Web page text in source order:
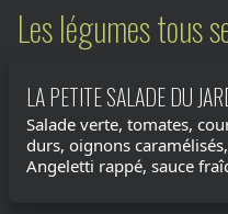
Les légumes tous
LA PETITE SALADE DU
Salade verte, tomates,
durs, oignons
Angeletti rappé, sauce